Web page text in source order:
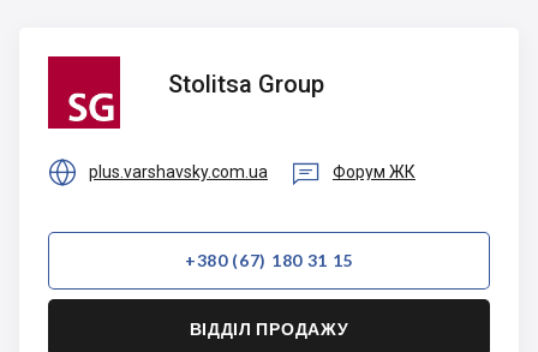
Group
Stolitsa Group
 plus.varshavsky.com.ua  Форум ЖК
+380 (67) 180 31 15
ВІДДІЛ ПРОДАЖУ